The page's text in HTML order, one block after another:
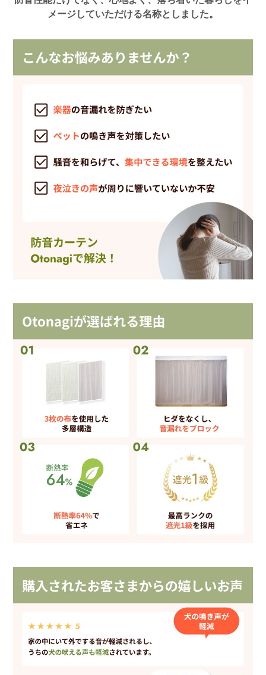
メージしていただける名称としました。